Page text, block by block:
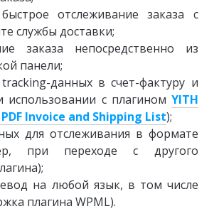
отслеживание заказа с
службы доставки;
заказа непосредственно из
панели;
данных в счет-фактуру и
использовании с плагином YITH
Invoice and Shipping List);
для отслеживания в формате
при переходе с другого
на любой язык, в том числе
плагина WPML).